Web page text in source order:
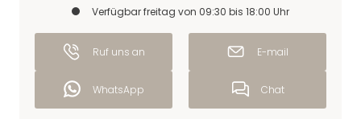
Verfügbar freitag von 09:30 bis 18:00 Uhr
Ruf uns an E-mail
WhatsApp Chat